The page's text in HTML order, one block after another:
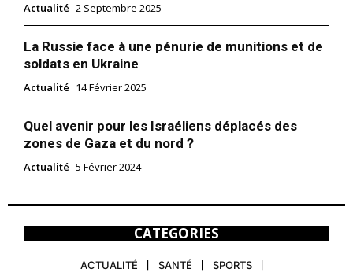
Actualité 2 Septembre 2025
La Russie face à une pénurie de munitions et de
soldats en Ukraine
Actualité 14 Février 2025
Quel avenir pour les Israéliens déplacés des
zones de Gaza et du nord ?
Actualité 5 Février 2024
CATEGORIES
ACTUALITÉ SANTÉ
SPORTS